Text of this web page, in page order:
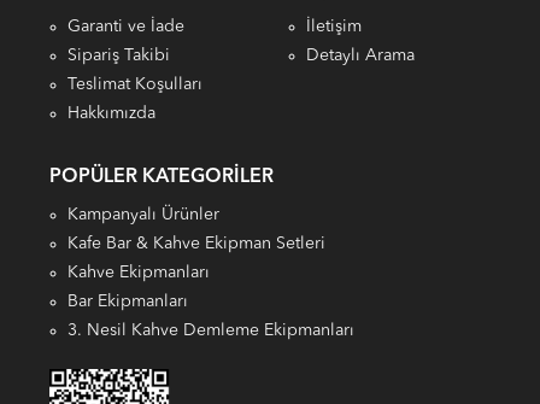
Garanti ve İade
Sipariş Takibi
Teslimat Koşulları
Hakkımızda
İletişim
Detaylı Arama
POPÜLER KATEGORILER
Kampanyalı Ürünler
Kafe Bar & Kahve Ekipman Setleri
Kahve Ekipmanları
Bar Ekipmanları
3. Nesil Kahve Demleme Ekipmanları